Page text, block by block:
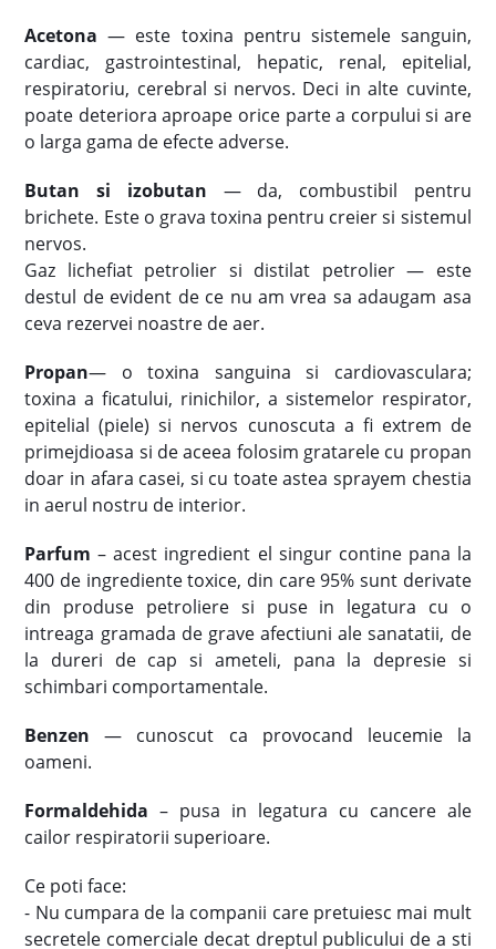
Acetona — este toxina pentru sistemele sanguin,
cardiac, gastrointestinal, hepatic, renal, epitelial,
respiratoriu, cerebral si nervos. Deci in alte cuvinte,
poate deteriora aproape orice parte a corpului si are
o larga gama de efecte adverse.
Butan si izobutan — da, combustibil pentru
brichete. Este o grava toxina pentru creier si sistemul
nervos.
Gaz lichefiat petrolier si distilat petrolier — este
destul de evident de ce nu am vrea sa adaugam asa
ceva rezervei noastre de aer.
Propan— o toxina sanguina si cardiovasculara;
toxina a ficatului, rinichilor, a sistemelor respirator,
epitelial (piele) si nervos cunoscuta a fi extrem de
primejdioasa si de aceea folosim gratarele cu propan
doar in afara casei, si cu toate astea sprayem chestia
in aerul nostru de interior.
Parfum – acest ingredient el singur contine pana la
400 de ingrediente toxice, din care 95% sunt derivate
din produse petroliere si puse in legatura cu o
intreaga gramada de grave afectiuni ale sanatatii, de
la dureri de cap si ameteli, pana la depresie si
schimbari comportamentale.
Benzen — cunoscut ca provocand leucemie la
oameni.
Formaldehida – pusa in legatura cu cancere ale
cailor respiratorii superioare.
Ce poti face:
- Nu cumpara de la companii care pretuiesc mai mult
secretele comerciale decat dreptul publicului de a sti